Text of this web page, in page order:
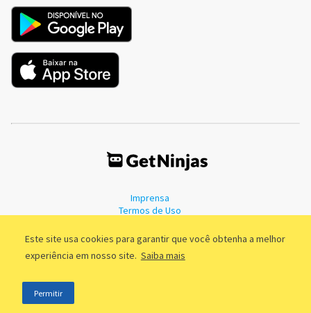
Este site usa cookies para garantir que você obtenha a melhor
experiência em nosso site. Saiba mais
Permitir
Imprensa
Termos de Uso
©2011 - 2026, GetNinjas LTDA. CNPJ 55.744.877/0001-89 - Rua Dr.
Fernandes Coelho, 85 - 3º andar - São Paulo/SP - Brasil